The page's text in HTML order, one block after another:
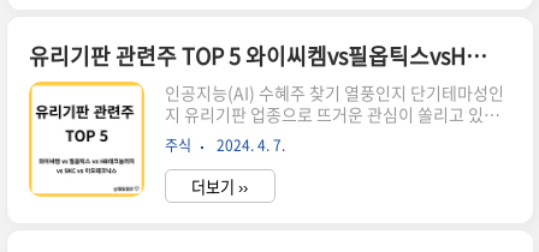
략 3-3. 소속아티스트의 활동 3-4. 향후 주가 전망
4. 마치며 엔터주 현실태 최근 한 달을 기준으로 하
이브(+20.49%)와 SM엔터(+15.37%) 등의 주가
상승이 두드러지며 지난달 7일 나란히 올해 최저
종가를 기록했습니다. 1분기 이익 감소가 우려되어
주가가 연초 대비..
유리기판 관련주 TOP 5 와이씨켐vs필옵틱스vsHB테크놀러지 등
인공지능(AI) 수혜주 찾기 열풍인지 단기테마성인
지 유리기판 업종으로 뜨거운 관심이 쏠리고 있습
니다. 반도체 기업을 중심으로 유리기판 수요가 늘
어날 것이라는 기대에 관련주의 주가가 급등하고
있는데 유리기판 관련주에는 어떤 기업이 있는지
알아보겠습니다. [ 목차 ] 1. 유리기판이란 1-1. 정
주식 2024. 4. 7.
더보기 ››